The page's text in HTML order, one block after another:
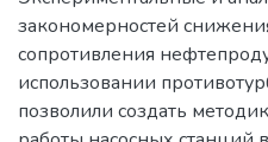
закономерностей
сопротивления
использовании
позволили создать